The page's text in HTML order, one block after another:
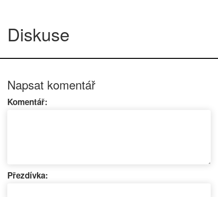
Diskuse
Napsat komentář
Komentář:
Přezdívka: